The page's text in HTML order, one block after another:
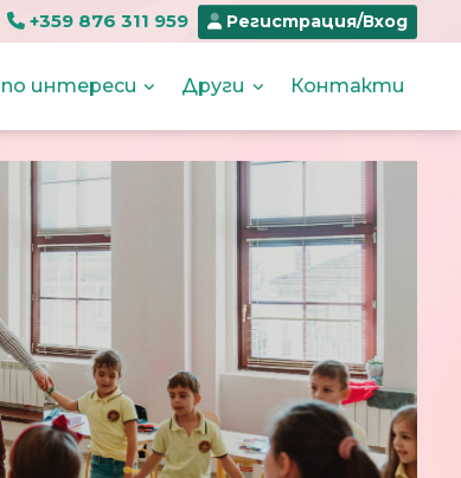
+359 876 311 959 Регистрация/Вход
интереси Други Контакти